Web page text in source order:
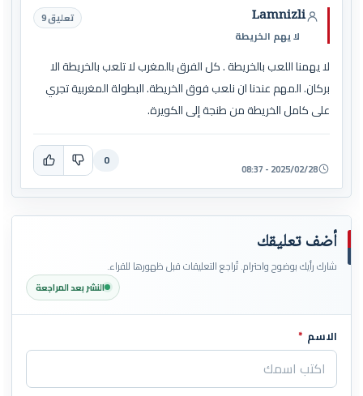
Lamnizli
لا يهم الخريطة
تعليق 9
لا يهمنا اللعب بالخريطة . كل الفرق بالمغرب لا تلعب بالخريطة الا
بركان. المهم عندنا ان نلعب فوق الخريطة. البطولة المغربية تجري
على كامل الخريطة من طنجة إلى الكويرة.
2025/02/28 - 08:37
0
أضف تعليقك
شارك رأيك بوضوح واحترام. تُراجع التعليقات قبل ظهورها للقراء.
النشر بعد المراجعة
اترك هذا الحقل فارغاً
الاسم *